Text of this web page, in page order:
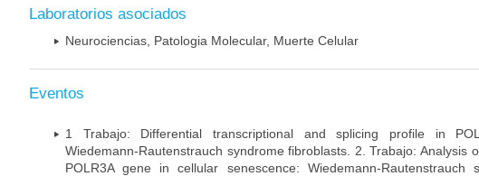
Laboratorios asociados
Neurociencias, Patologia Molecular, Muerte Celular
Eventos
1 Trabajo: Differential transcriptional and splicing profile in
Wiedemann-Rautenstrauch syndrome fibroblasts. 2. Trabajo: Analysis
POLR3A gene in cellular senescence: Wiedemann-Rautenstrauch